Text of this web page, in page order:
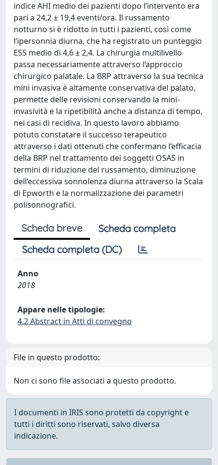
indice AHI medio dei pazienti dopo l‘intervento era
pari a 24,2 ± 19,4 eventi/ora. Il russamento
notturno si è ridotto in tutti i pazienti, così come
l‘ipersonnia diurna, che ha registrato un punteggio
ESS medio di 4,6 ± 2,4. La chirurgia multilivello
passa necessariamente attraverso l‘approccio
chirurgico palatale. La BRP attraverso la sua tecnica
mini invasiva è altamente conservativa del palato,
permette delle revisioni conservando la mini-
invasività e la ripetibilità anche a distanza di tempo,
nei casi di recidiva. In questo lavoro abbiamo
potuto constatare il successo terapeutico
attraverso i dati ottenuti che confermano l‘efficacia
della BRP nel trattamento dei soggetti OSAS in
termini di riduzione del russamento, diminuzione
dell‘eccessiva sonnolenza diurna attraverso la Scala
di Epworth e la normalizzazione dei parametri
polisonnografici.
Scheda breve
Scheda completa
Scheda completa (DC)
Anno
2018
Appare nelle tipologie:
4.2 Abstract in Atti di convegno
File in questo prodotto:
Non ci sono file associati a questo prodotto.
I documenti in IRIS sono protetti da copyright e
tutti i diritti sono riservati, salvo diversa
indicazione.